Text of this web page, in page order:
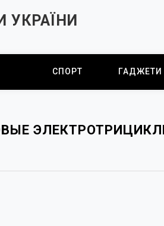
УКРАЇНИ
СПОРТ ГАДЖЕТИ